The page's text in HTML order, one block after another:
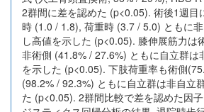
2群間に差を認めた (p<0.05). 術後1週目
時 (1.0 / 1.8), 荷重時 (3.7 / 5.0) ともに
し高値を示した (p<0.05). 膝伸展筋力は
非術側 (41.8% / 27.6%) ともに自立群は
を示した (p<0.05). 下肢荷重率も術側
(98.2% / 92.3%) ともに自立群は非自立
た (p<0.05). 2群間比較で差を認めた因